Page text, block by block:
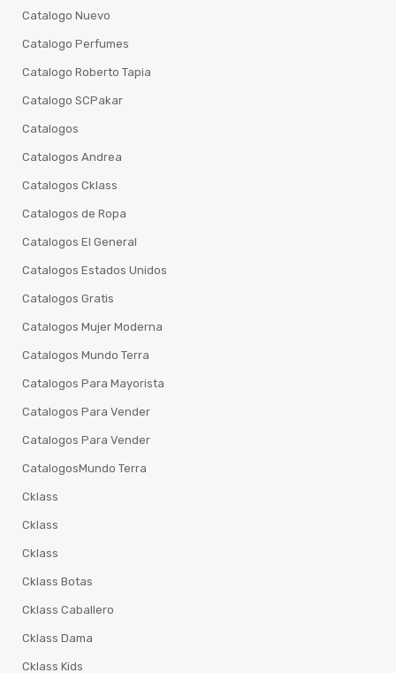
Catalogo Nuevo
Catalogo Perfumes
Catalogo Roberto Tapia
Catalogo SCPakar
Catalogos
Catalogos Andrea
Catalogos Cklass
Catalogos de Ropa
Catalogos El General
Catalogos Estados Unidos
Catalogos Gratis
Catalogos Mujer Moderna
Catalogos Mundo Terra
Catalogos Para Mayorista
Catalogos Para Vender
Catalogos Para Vender
CatalogosMundo Terra
Cklass
Cklass
Cklass
Cklass Botas
Cklass Caballero
Cklass Dama
Cklass Kids